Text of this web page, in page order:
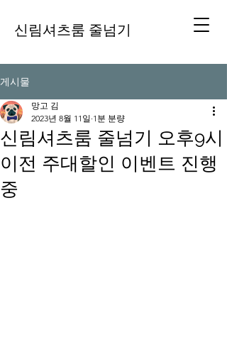
신림셔츠룸 줄넘기
게시물
신림셔츠룸 줄넘기 오후9시
이전 주대할인 이벤트 진행
중
망고 김
2023년 8월 11일 1분 분량